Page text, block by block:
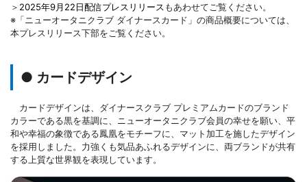
＞ 2025年9月22日配信プレスリリース もあわせてご覧ください。
※「ニューオータニクラブ ダイナースカード」の商品概要については、
本プレスリリース下部をご覧ください。
● カードデザイン
カードデザインは、ダイナースクラブ プレミアムカードのブランド
カラーである黒を基調に、ニューオータニクラブ会員の幸せを願い、平
和や幸福の象徴である鳳凰をモチーフに、マット加工を施したデザイン
を採用しました。力強くも気品あふれるデザインに、両ブランドが共有
する上質な世界観を表現しています。